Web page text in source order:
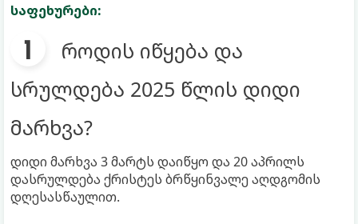
საფეხურები:
როდის იწყება და
სრულდება 2025 წლის დიდი
მარხვა?
დიდი მარხვა 3 მარტს დაიწყო და 20 აპრილს
დასრულდება ქრისტეს ბრწყინვალე აღდგომის
დღესასწაულით.